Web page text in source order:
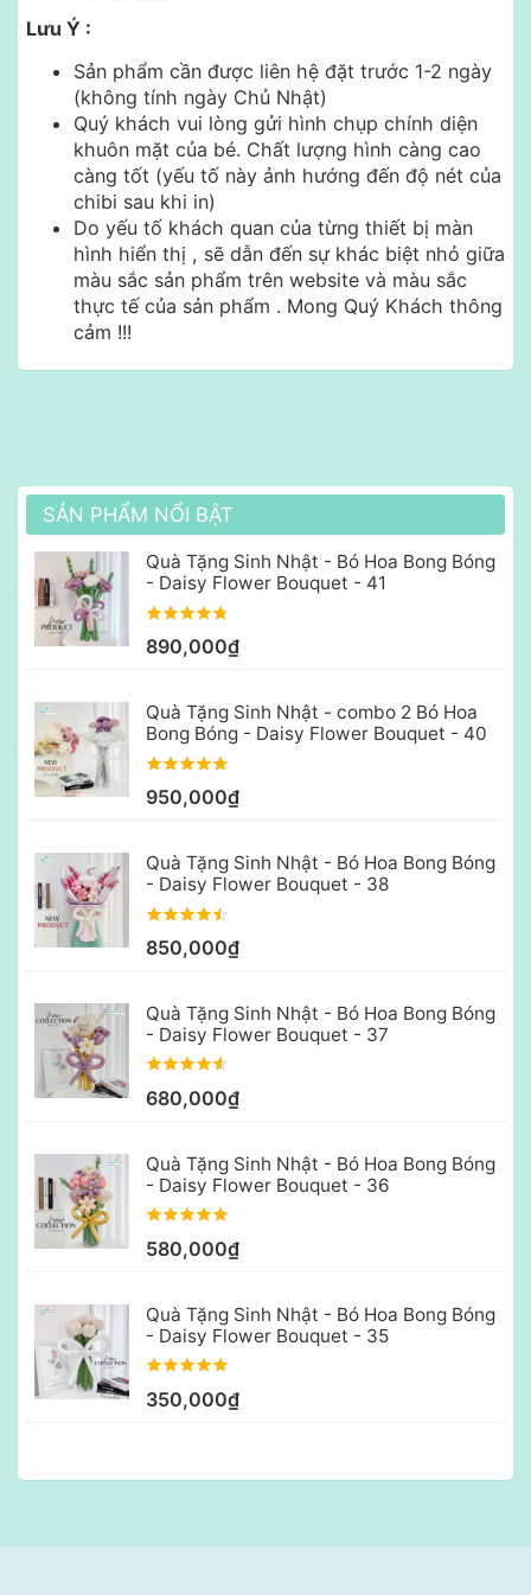
Lưu Ý :
Sản phẩm cần được liên hệ đặt trước 1-2 ngày
(không tính ngày Chủ Nhật)
Quý khách vui lòng gửi hình chụp chính diện
khuôn mặt của bé. Chất lượng hình càng cao
càng tốt (yếu tố này ảnh hướng đến độ nét của
chibi sau khi in)
Do yếu tố khách quan của từng thiết bị màn
hình hiển thị , sẽ dẫn đến sự khác biệt nhỏ giữa
màu sắc sản phẩm trên website và màu sắc
thực tế của sản phẩm . Mong Quý Khách thông
cảm !!!
SẢN PHẨM NỔI BẬT
Quà Tặng Sinh Nhật - Bó Hoa Bong Bóng
- Daisy Flower Bouquet - 41
890,000₫
Quà Tặng Sinh Nhật - combo 2 Bó Hoa
Bong Bóng - Daisy Flower Bouquet - 40
950,000₫
Quà Tặng Sinh Nhật - Bó Hoa Bong Bóng
- Daisy Flower Bouquet - 38
850,000₫
Quà Tặng Sinh Nhật - Bó Hoa Bong Bóng
- Daisy Flower Bouquet - 37
680,000₫
Quà Tặng Sinh Nhật - Bó Hoa Bong Bóng
- Daisy Flower Bouquet - 36
580,000₫
Quà Tặng Sinh Nhật - Bó Hoa Bong Bóng
- Daisy Flower Bouquet - 35
350,000₫